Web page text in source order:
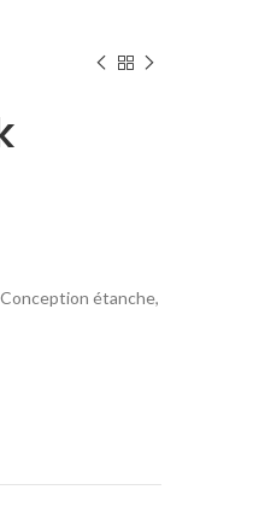
étanche,